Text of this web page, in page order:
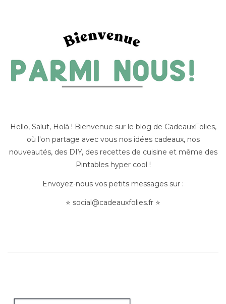
Hello, Salut, Holà ! Bienvenue sur le blog de CadeauxFolies,
où l'on partage avec vous nos idées cadeaux, nos
nouveautés, des DIY, des recettes de cuisine et même des
Pintables hyper cool !
Envoyez-nous vos petits messages sur :
⭐ social@cadeauxfolies.fr ⭐